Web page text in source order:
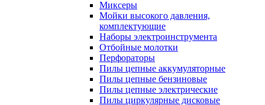
Миксеры
Мойки высокого давления,
комплектующие
Наборы электроинструмента
Отбойные молотки
Перфораторы
Пилы цепные аккумуляторные
Пилы цепные бензиновые
Пилы цепные электрические
Пилы циркулярные дисковые